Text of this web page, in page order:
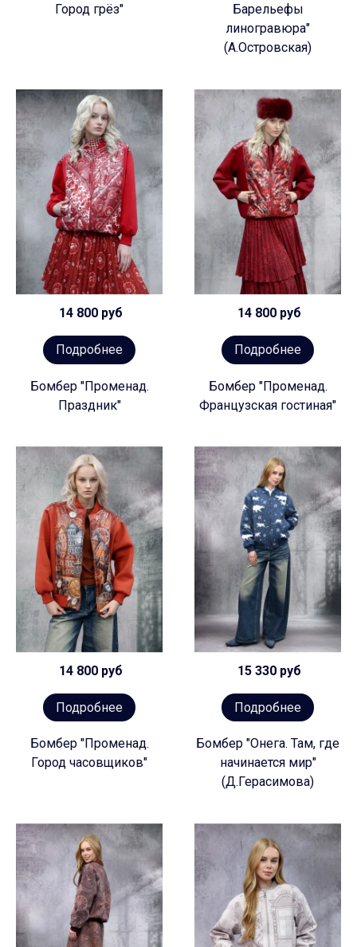
Город грёз"
Барельефы
линогравюра"
(А.Островская)
14 800 руб
Подробнее
Бомбер "Променад.
Праздник"
14 800 руб
Подробнее
Бомбер "Променад.
Французская гостиная"
14 800 руб
Подробнее
Бомбер "Променад.
Город часовщиков"
15 330 руб
Подробнее
Бомбер "Онега. Там, где
начинается мир"
(Д.Герасимова)